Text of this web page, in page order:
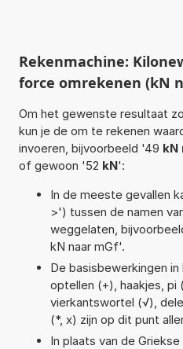
Rekenmachine:
force omrekenen (kN
Om het gewenste resultaat
kun je de om te rekenen
invoeren, bijvoorbeeld '49 kN
of gewoon '52 kN':
In de meeste gevallen
>') tussen de namen
weggelaten,
kN naar mGf'.
De basisbewerkingen
optellen (+), haakjes, pi
vierkantswortel (√),
(*, x) zijn op dit punt
In plaats van de